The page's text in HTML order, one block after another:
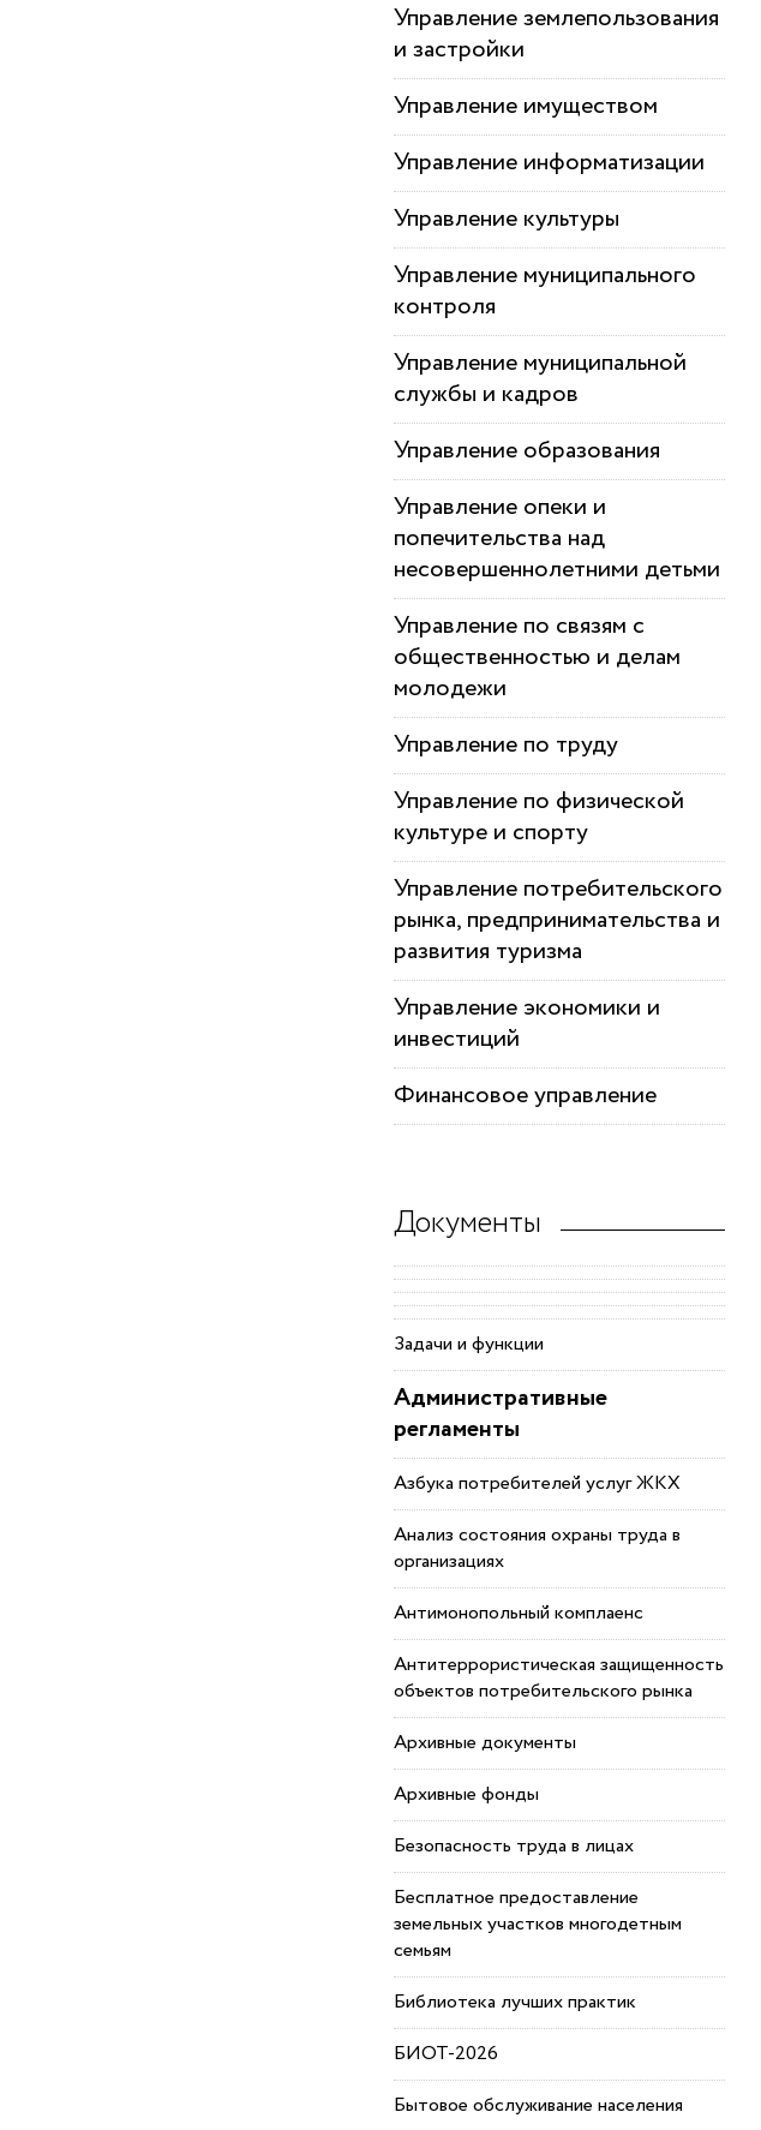
Управление землепользования
и застройки
Управление имуществом
Управление информатизации
Управление культуры
Управление муниципального
контроля
Управление муниципальной
службы и кадров
Управление образования
Управление опеки и
попечительства над
несовершеннолетними детьми
Управление по связям с
общественностью и делам
молодежи
Управление по труду
Управление по физической
культуре и спорту
Управление потребительского
рынка, предпринимательства и
развития туризма
Управление экономики и
инвестиций
Финансовое управление
Документы
Задачи и функции
Административные
регламенты
Азбука потребителей услуг ЖКХ
Анализ состояния охраны труда в
организациях
Антимонопольный комплаенс
Антитеррористическая защищенность
объектов потребительского рынка
Архивные документы
Архивные фонды
Безопасность труда в лицах
Бесплатное предоставление
земельных участков многодетным
семьям
Библиотека лучших практик
БИОТ-2026
Бытовое обслуживание населения